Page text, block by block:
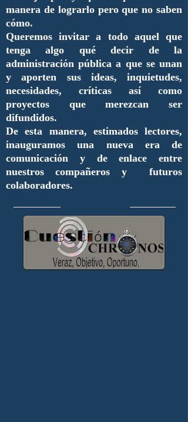
manera de lograrlo pero que no saben
cómo.
Queremos invitar a todo aquel que
tenga algo qué decir de la
administración pública a que se unan
y aporten sus ideas, inquietudes,
necesidades, críticas así como
proyectos que merezcan ser
difundidos.
De esta manera, estimados lectores,
inauguramos una nueva era de
comunicación y de enlace entre
nuestros compañeros y futuros
colaboradores.